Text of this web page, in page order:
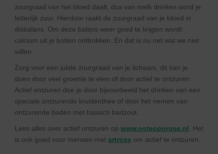
zuurgraad van het bloed daalt, dus van melk drinken word je
letterlijk zuur. Hierdoor raakt de zuurgraad van je bloed in
disbalans. Om deze balans weer goed te krijgen wordt
calcium uit je botten onttrokken. En dat is nu net wat we niet
willen.
Zorg voor een juiste zuurgraad van je lichaam, dit kan je
doen door veel groente te eten of door actief te ontzuren.
Actief ontzuren doe je door bijvoorbeeld het drinken van een
speciale ontzurende kruidenthee of door het nemen van
ontzurende baden met basisch badzout.
Lees alles over actief ontzuren op www.osteoporose.nl . Het
is ook goed voor mensen met artrose om actief te ontzuren.